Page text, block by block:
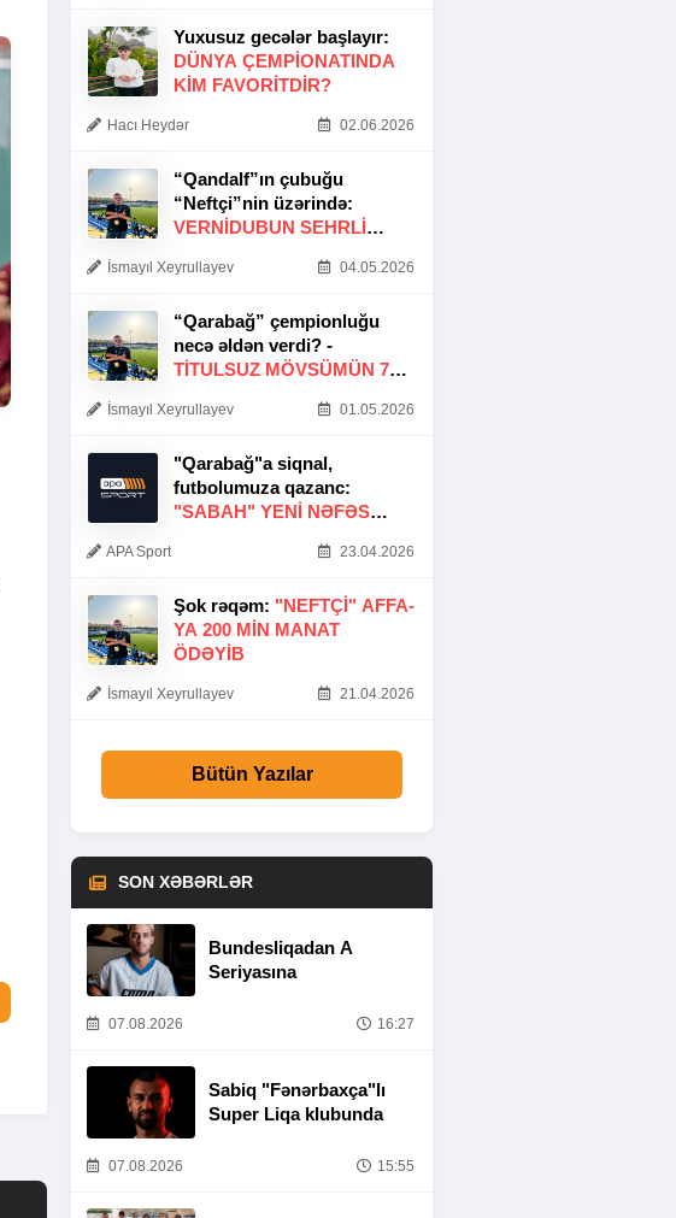
Yuxusuz gecələr başlayır:
DÜNYA ÇEMPIONATINDA
KIM FAVORITDIR?
Hacı Heydər 02.06.2026
“Qandalf”ın çubuğu
“Neftçi”nin üzərində:
VERNİDUBUN SEHRLİ
İsmayıl Xeyrullayev 04.05.2026
“Qarabağ” çempionluğu
necə əldən verdi? -
TITULSUZ MÖVSÜMÜN 7
İsmayıl Xeyrullayev 01.05.2026
"Qarabağ"a siqnal,
futbolumuza qazanc:
"SABAH" YENI NƏFƏS
APA Sport 23.04.2026
Şok rəqəm: "NEFTÇI" AFFA-
YA 200 MIN MANAT
ÖDƏYIB
İsmayıl Xeyrullayev 21.04.2026
Bütün Yazılar
SON XƏBƏRLƏR
Bundesliqadan A
Seriyasına
07.08.2026 16:27
Sabiq "Fənərbaxça"lı
Super Liqa klubunda
07.08.2026 15:55